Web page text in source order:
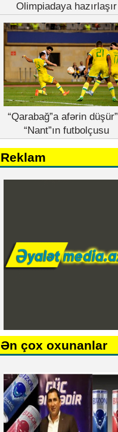
Olimpiadaya hazırlaşır
“Qarabağ”a afərin
“Nant”ın futbolçusu
Reklam
Ən çox oxunanlar